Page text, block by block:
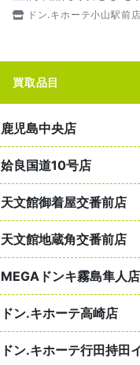
ドン.キホーテ小山駅前店
買取品目
鹿児島中央店
姶良国道10号店
天文館御着屋交番前店
天文館地蔵角交番前店
MEGAドンキ霧島隼人店
ドン.キホーテ高崎店
ドン.キホーテ行田持田